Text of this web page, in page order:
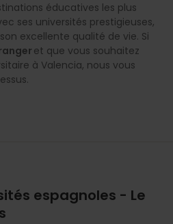
éducatives les plus
ses universités prestigieuses,
excellente qualité de vie. Si
et que vous souhaitez
à Valencia, nous vous
espagnoles - Le